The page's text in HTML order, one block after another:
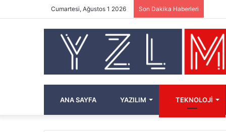
Cumartesi, Ağustos 1 2026 Son Dakika Haberleri
ANA SAYFA YAZILIM TEKNOLOJI